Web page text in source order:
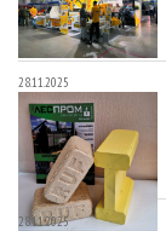
28.11.2025
28.11.2025